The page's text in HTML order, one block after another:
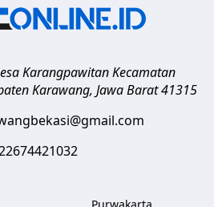
Karangpawitan Kecamatan
Karawang, Jawa Barat 41315